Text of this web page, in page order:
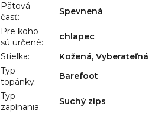
Pätová
časť:
Spevnená
Pre koho
sú určené:
chlapec
Stielka:
Kožená, Vyberateľná
Typ
topánky:
Barefoot
Typ
zapínania:
Suchý zips